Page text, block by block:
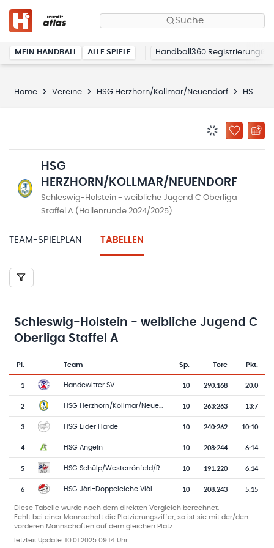
Suche
MEIN HANDBALL ALLE SPIELE Handball360 Registrierung
Home Vereine HSG Herzhorn/Kollmar/Neuendorf HSG Herzhorn/Kollmar/Neuendorf
ZU
HSG
HERZHORN/KOLLMAR/NEUENDORF
Schleswig-Holstein - weibliche Jugend C Oberliga
Staffel A (Hallenrunde 2024/2025)
TEAM-SPIELPLAN TABELLEN
Schleswig-Holstein - weibliche Jugend C
Oberliga Staffel A
Tabelle mit Vereinsplatzierungen, Spielen, Toren und Punkten
Pl.
Team-Logo
Team Sp. Tore Pkt.
1 Handewitter SV 10 290:168 20:0
2 10 263:263 13:7
3 HSG Eider Harde 10 240:262 10:10
4 HSG Angeln 10 208:244 6:14
5 10 191:220 6:14
6 HSG Jörl-Doppeleiche Viöl 10 208:243 5:15
Diese Tabelle wurde nach dem direkten Vergleich berechnet.
Fehlt bei einer Mannschaft die Platzierungsziffer, so ist sie mit der/den
vorderen Mannschaften auf dem gleichen Platz.
letztes Update: 10.01.2025 09:14 Uhr